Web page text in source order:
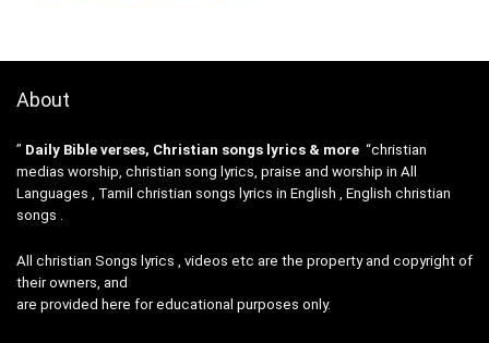
About
” Daily Bible verses, Christian songs lyrics & more “christian
medias worship, christian song lyrics, praise and worship in All
Languages , Tamil christian songs lyrics in English , English christian
songs .
All christian Songs lyrics , videos etc are the property and copyright of
their owners, and
are provided here for educational purposes only.